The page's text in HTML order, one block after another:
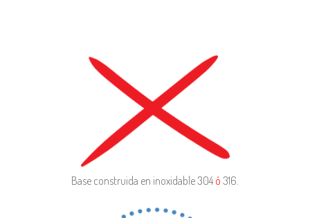
Base construida en inoxidable 304 ó 316.